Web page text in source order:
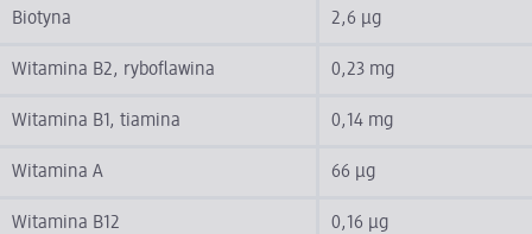
Biotyna 2,6 µg
Witamina B2, ryboflawina 0,23 mg
Witamina B1, tiamina 0,14 mg
Witamina A 66 µg
Witamina B12 0,16 µg